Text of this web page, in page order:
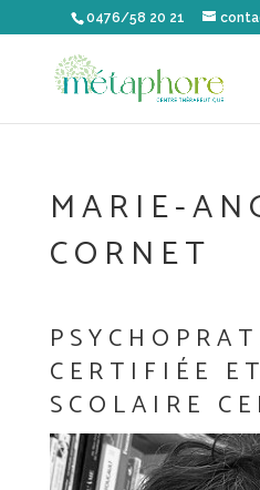
0476/58 20 21
MARIE-
CORNET
CERTIFIÉE
SCOLAIRE